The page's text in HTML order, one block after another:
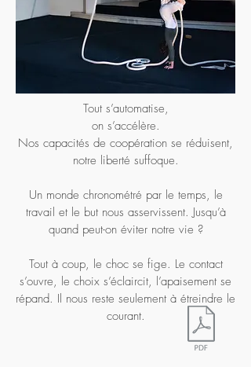
Tout s’automatise,
on s’accélère.
Nos capacités de coopération se réduisent,
notre liberté suffoque.
Un monde chronométré par le temps, le
travail et le but nous asservissent. Jusqu’à
quand peut-on éviter notre vie ?
Tout à coup, le choc se fige. Le contact
s’ouvre, le choix s’éclaircit, l’apaisement se
répand. Il nous reste seulement à étreindre le
courant.